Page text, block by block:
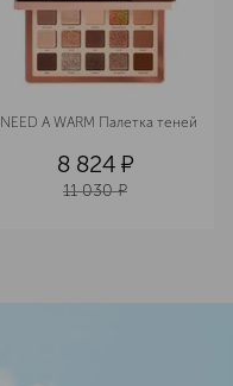
I NEED A WARM Палетка теней
8 824 ¤
11 030 ¤